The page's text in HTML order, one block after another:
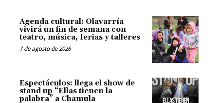
Agenda cultural: Olavarría
vivirá un fin de semana con
teatro, música, ferias y talleres
7 de agosto de 2026
Espectáculos: llega el show de
stand up “Ellas tienen la
palabra” a Chamula